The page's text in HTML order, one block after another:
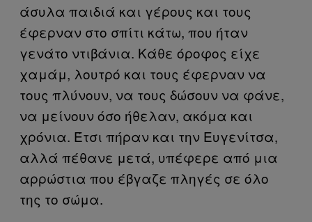
άσυλα παιδιά και γέρους και τους
έφερναν στο σπίτι κάτω, που ήταν
γενάτο ντιβάνια. Κάθε όροφος είχε
χαμάμ, λουτρό και τους έφερναν να
τους πλύνουν, να τους δώσουν να φάνε,
να μείνουν όσο ήθελαν, ακόμα και
χρόνια. Έτσι πήραν και την Ευγενίτσα,
αλλά πέθανε μετά, υπέφερε από μια
αρρώστια που έβγαζε πληγές σε όλο
της το σώμα.